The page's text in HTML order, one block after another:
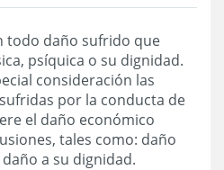
todo daño sufrido que
psíquica o su dignidad.
consideración las
por la conducta de
el daño económico
tales como: daño
a su dignidad.